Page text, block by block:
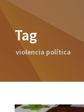
Tag
violencia política